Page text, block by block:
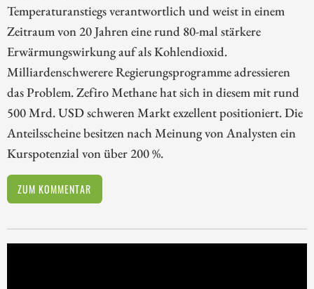
Temperaturanstiegs verantwortlich und weist in einem
Zeitraum von 20 Jahren eine rund 80-mal stärkere
Erwärmungswirkung auf als Kohlendioxid.
Milliardenschwerere Regierungsprogramme adressieren
das Problem. Zefiro Methane hat sich in diesem mit rund
500 Mrd. USD schweren Markt exzellent positioniert. Die
Anteilsscheine besitzen nach Meinung von Analysten ein
Kurspotenzial von über 200 %.
ZUM KOMMENTAR